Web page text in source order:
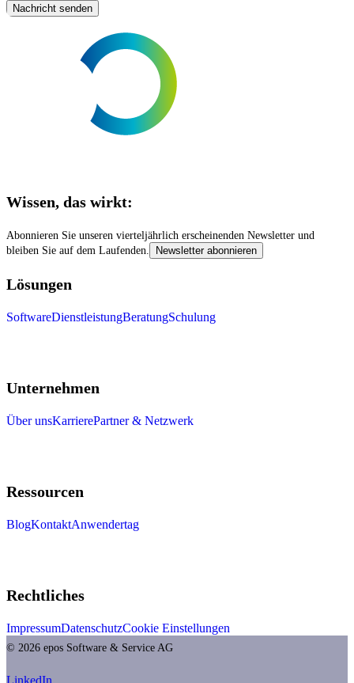
Nachricht senden
Wissen, das wirkt:
Abonnieren Sie unseren vierteljährlich erscheinenden Newsletter und
bleiben Sie auf dem Laufenden.
Newsletter abonnieren
Lösungen
SoftwareDienstleistungBeratungSchulung
Unternehmen
Über unsKarrierePartner & Netzwerk
Ressourcen
BlogKontaktAnwendertag
Rechtliches
ImpressumDatenschutzCookie Einstellungen
© 2026 epos Software & Service AG
LinkedIn